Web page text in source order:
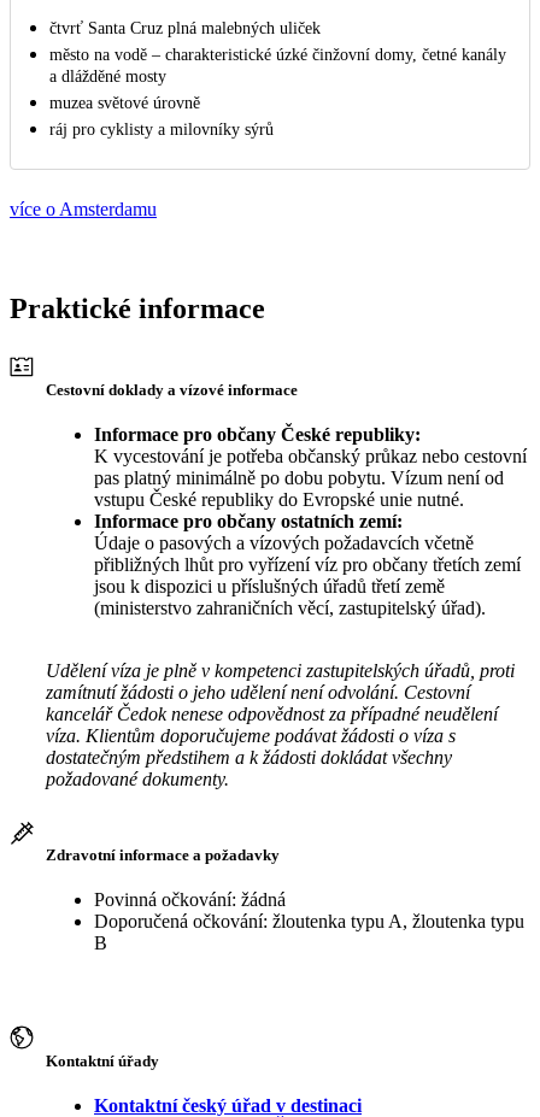
čtvrť Santa Cruz plná malebných uliček
město na vodě – charakteristické úzké činžovní domy, četné kanály
a dlážděné mosty
muzea světové úrovně
ráj pro cyklisty a milovníky sýrů
více o Amsterdamu
Praktické informace
Cestovní doklady a vízové informace
Informace pro občany České republiky:
K vycestování je potřeba občanský průkaz nebo cestovní
pas platný minimálně po dobu pobytu. Vízum není od
vstupu České republiky do Evropské unie nutné.
Informace pro občany ostatních zemí:
Údaje o pasových a vízových požadavcích včetně
přibližných lhůt pro vyřízení víz pro občany třetích zemí
jsou k dispozici u příslušných úřadů třetí země
(ministerstvo zahraničních věcí, zastupitelský úřad).
Udělení víza je plně v kompetenci zastupitelských úřadů, proti
zamítnutí žádosti o jeho udělení není odvolání. Cestovní
kancelář Čedok nenese odpovědnost za případné neudělení
víza. Klientům doporučujeme podávat žádosti o víza s
dostatečným předstihem a k žádosti dokládat všechny
požadované dokumenty.
Zdravotní informace a požadavky
Povinná očkování: žádná
Doporučená očkování: žloutenka typu A, žloutenka typu
B
Kontaktní úřady
Kontaktní český úřad v destinaci